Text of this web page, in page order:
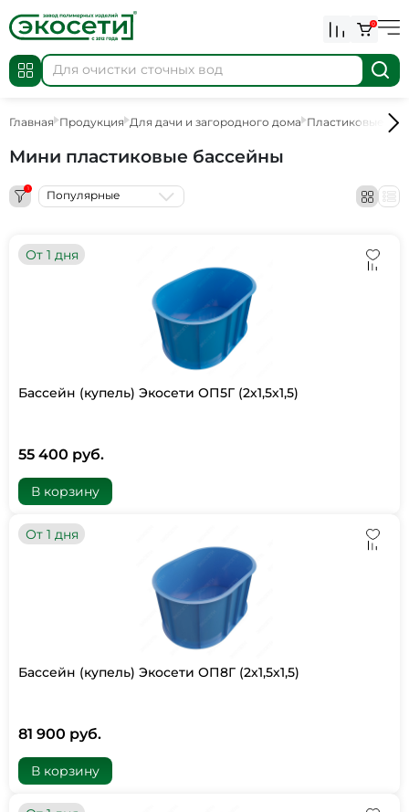
0
Главная Продукция Для дачи и загородного дома Пластиковые
Мини пластиковые бассейны
1 Популярные
От 1 дня
Бассейн (купель) Экосети ОП5Г (2х1,5х1,5)
55 400 руб.
В корзину
От 1 дня
Бассейн (купель) Экосети ОП8Г (2х1,5х1,5)
81 900 руб.
В корзину